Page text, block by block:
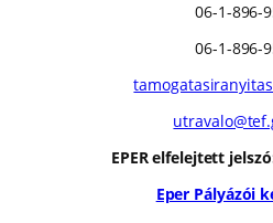
06-1-896-
06-1-896-
EPER elfelejtett
Eper Pályázói